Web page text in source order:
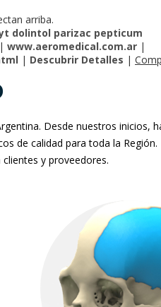
arriba.
dolintol parizac pepticum
| www.aeromedical.com.ar |
| Descubrir Detalles |
Desde nuestros inicios,
de calidad para toda la Región.
y proveedores.